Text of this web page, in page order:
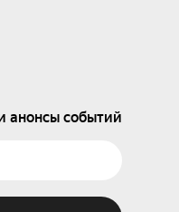
анонсы событий